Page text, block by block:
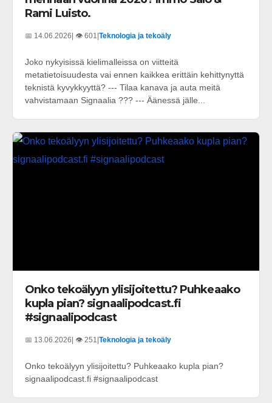
Rami Luisto.
📅 14.06.2026| 👁️ 601 |Teknologia ja tekoäly
Joko nykyisissä kielimalleissa on viitteitä
metatietoisuudesta vai ennen kaikkea erittäin kehittynyttä
teknistä kyvykkyyttä? --- Tilaa kanava ja auta meitä
vahvistamaan Signaalia ??? --- Äänessä jälle...
Onko tekoälyyn ylisijoitettu? Puhkeaako
kupla pian? signaalipodcast.fi
#signaalipodcast
📅 13.06.2026 | 👁️ 251 Teknologia ja tekoäly
Onko tekoälyyn ylisijoitettu? Puhkeaako kupla pian?
signaalipodcast.fi #signaalipodcast